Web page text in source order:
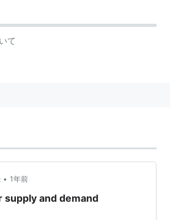
て
• 1年前
and demand